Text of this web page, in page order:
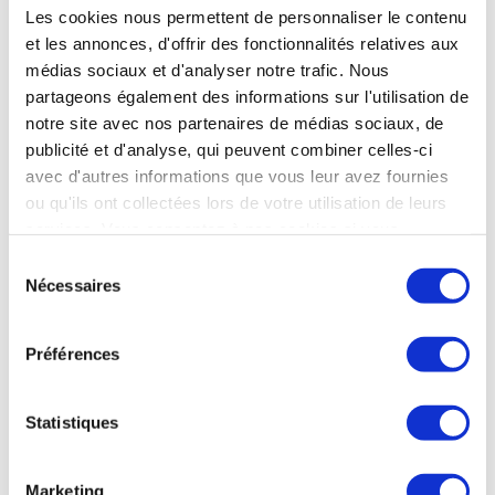
Les cookies nous permettent de personnaliser le contenu
et les annonces, d'offrir des fonctionnalités relatives aux
médias sociaux et d'analyser notre trafic. Nous
partageons également des informations sur l'utilisation de
notre site avec nos partenaires de médias sociaux, de
publicité et d'analyse, qui peuvent combiner celles-ci
avec d'autres informations que vous leur avez fournies
ou qu'ils ont collectées lors de votre utilisation de leurs
Nécessaires
Préférences
Statistiques
Marketing
complément pour se concentrer sur soi. L’eau
n’est pas étrangère au traitement ; nous suivons
la cure de boisson scrupuleusement et
sa composition, adaptée aux maladies, montre
ses effets.
Affections digestives
Claudette, curiste affections digestives
J’ai fait une 1ère cure en rhumatologie à la suite
d’un accident. Les soins dans l’eau avaient